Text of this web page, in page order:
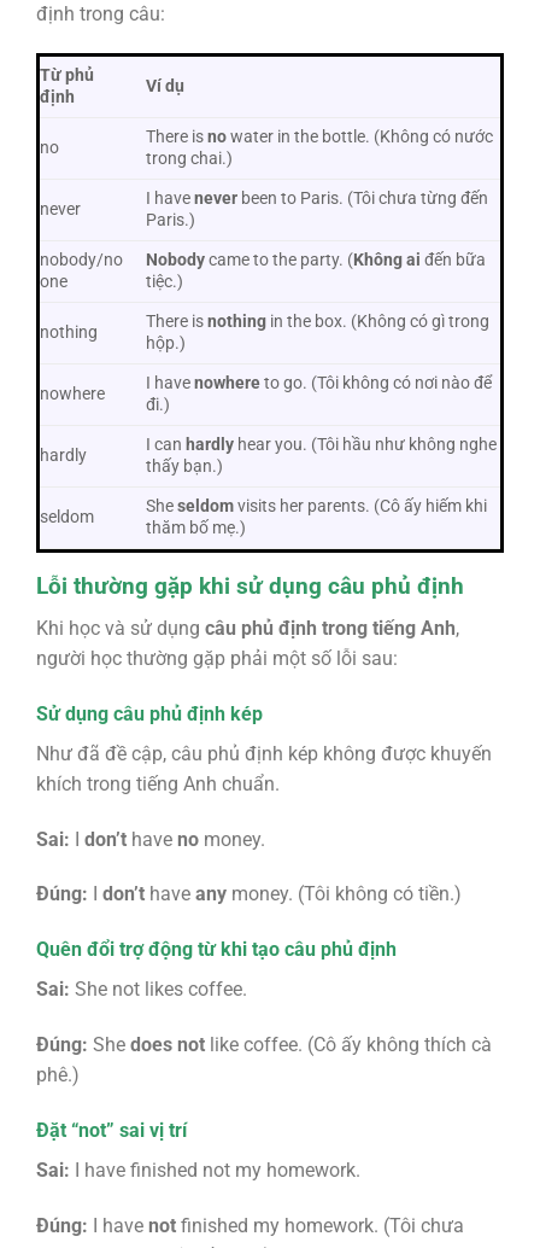
định trong câu:
Từ phủ
định
Ví dụ
no
There isnowater in the bottle. (Không có nước
trong chai.)
never
I haveneverbeen to Paris. (Tôi chưa từng đến
Paris.)
nobody/no
one
Nobodycame to the party. (Không ai đến bữa
tiệc.)
nothing
There isnothingin the box. (Không có gì trong
hộp.)
nowhere
I havenowhereto go. (Tôi không có nơi nào để
đi.)
hardly
I can hardlyhear you. (Tôi hầu như không nghe
thấy bạn.)
seldom
Sheseldomvisits her parents. (Cô ấy hiếm khi
thăm bố mẹ.)
Lỗi thường gặp khi sử dụng câu phủ định
Khi học và sử dụng câu phủ định trong tiếng Anh,
người học thường gặp phải một số lỗi sau:
Sử dụng câu phủ định kép
Như đã đề cập, câu phủ định kép không được khuyến
khích trong tiếng Anh chuẩn.
Sai: I don’thave nomoney.
Đúng: don’thave anymoney. (Tôi không có tiền.)
Quên đổi trợ động từ khi tạo câu phủ định
Sai: She not likes coffee.
Đúng: She does notlike coffee. (Cô ấy không thích cà
phê.)
Đặt “not” sai vị trí
Sai: I have finished not my homework.
Đúng: I have notfinished my homework. (Tôi chưa